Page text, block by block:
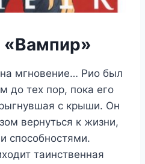
«Вампир»
мгновение… Рио был
до тех пор, пока его
с крыши. Он
вернуться к жизни,
способностями.
таинственная